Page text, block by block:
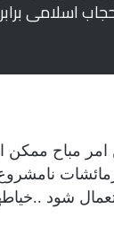
اسلامی
امر مباح
نامشروع
شود